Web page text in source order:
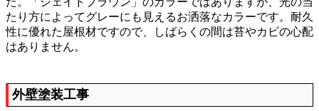
たり方によってグレーにも見えるお洒落なカラーです。耐久
性に優れた屋根材ですので、しばらくの間は苔やカビの心配
はありません。
外壁塗装工事